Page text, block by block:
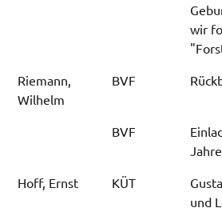
wir
Riemann,
Wilhelm
BVF
BVF
Hoff, Ernst KÜT
und